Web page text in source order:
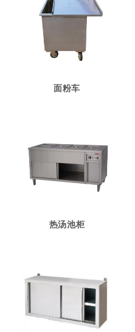
面粉车
热汤池柜